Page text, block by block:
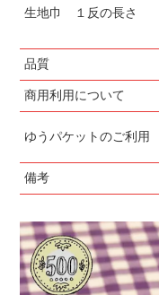
生地巾 １反の長さ
品質
商用利用について
ゆうパケットのご利用
備考